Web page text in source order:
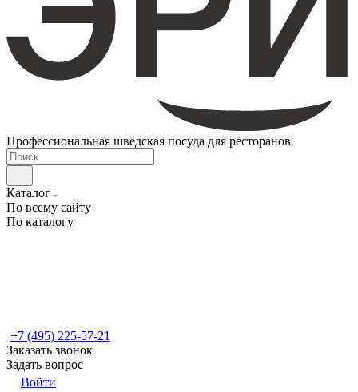
Профессиональная шведская посуда для ресторанов
Каталог
По всему сайту
По каталогу
+7 (495) 225-57-21
Заказать звонок
Задать вопрос
Войти